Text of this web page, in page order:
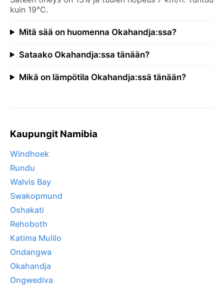
kuin 19°C.
Mitä sää on huomenna Okahandja:ssa?
Sataako Okahandja:ssa tänään?
Mikä on lämpötila Okahandja:ssä tänään?
Kaupungit Namibia
Windhoek
Rundu
Walvis Bay
Swakopmund
Oshakati
Rehoboth
Katima Mulilo
Ondangwa
Okahandja
Ongwediva